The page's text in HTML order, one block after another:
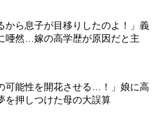
から息子が目移りしたのよ！」義
唖然…嫁の高学歴が原因だと主
可能性を開花させる…！」娘に高
を押しつけた母の大誤算